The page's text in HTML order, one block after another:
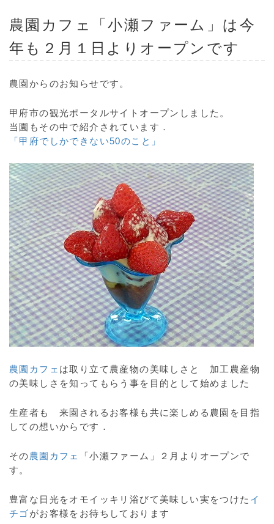
農園カフェ「小瀬ファーム」は今
年も２月１日よりオープンです
農園からのお知らせです。
甲府市の観光ポータルサイトオープンしました。
当園もその中で紹介されています．
「甲府でしかできない50のこと」
農園カフェ は取り立て農産物の美味しさと 加工農産物
の美味しさを知ってもらう事を目的として始めました
生産者も 来園されるお客様も共に楽しめる農園を目指
しての想いからです．
その農園カフェ
「小瀬ファーム」２月よりオープンで
す。
豊富な日光をオモイッキリ浴びて美味しい実をつけた イ
チゴがお客様をお待ちしております